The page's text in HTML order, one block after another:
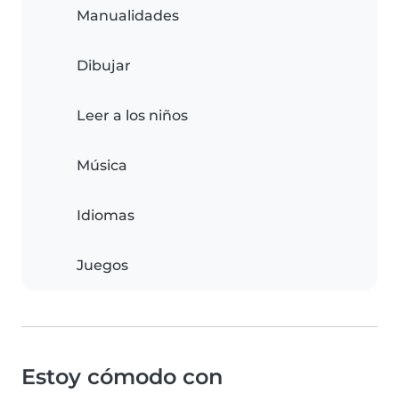
Manualidades
Dibujar
Leer a los niños
Música
Idiomas
Juegos
Estoy cómodo con